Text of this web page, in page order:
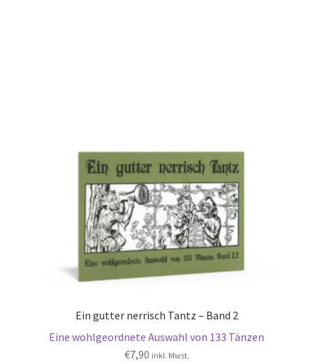
Ein gutter nerrisch Tantz – Band 2
Eine wohlgeordnete Auswahl von 133 Tänzen
€7,90 inkl. Mwst.